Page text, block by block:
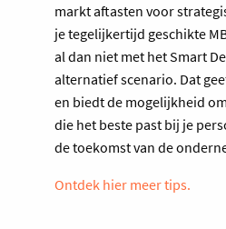
markt aftasten voor
je tegelijkertijd geschikte
al dan niet met het Smart
alternatief scenario. Dat
en biedt de mogelijkheid
die het beste past bij je
de toekomst van de
Ontdek hier meer tips.